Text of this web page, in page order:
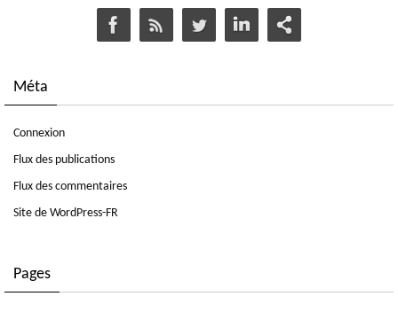
Méta
Connexion
Flux des publications
Flux des commentaires
Site de WordPress-FR
Pages